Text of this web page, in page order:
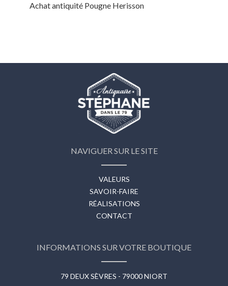
Achat antiquité Pougne Herisson
NAVIGUER SUR LE SITE
VALEURS
SAVOIR-FAIRE
RÉALISATIONS
CONTACT
INFORMATIONS SUR VOTRE BOUTIQUE
79 DEUX SÈVRES - 79000 NIORT